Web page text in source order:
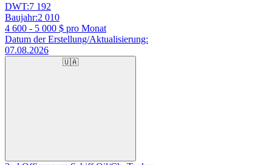
DWT:7 192
Baujahr:2 010
4 600 - 5 000 $ pro Monat
Datum der Erstellung/Aktualisierung:
07.08.2026
🇺🇦